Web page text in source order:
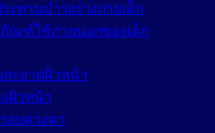
ะทานบำรุงร่างกายเด็ก
ณฑ์ใช้ภายนอกของเด็ก
ะอาดผิวหน้า
ผิวหน้า
อบดวงตา